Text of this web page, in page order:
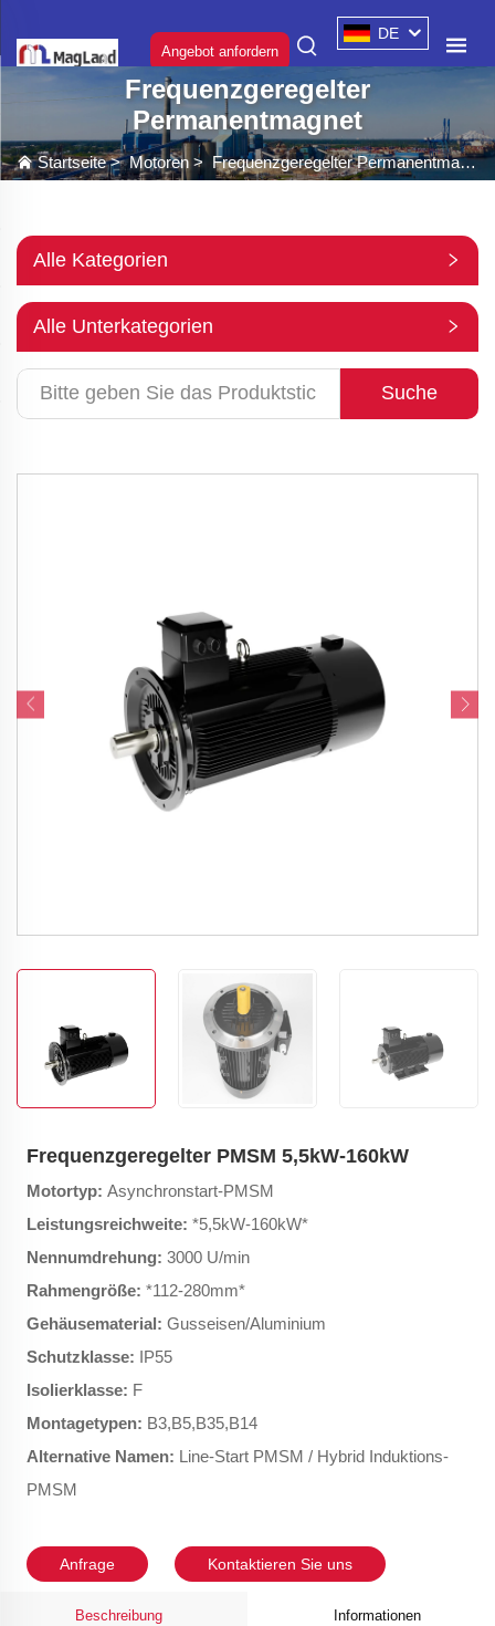
Angebot anfordern
DE
Frequenzgeregelter
Permanentmagnet
Startseite>Motoren > Frequenzgeregelter Permanentmagnet
Alle Kategorien
Alle Unterkategorien
Suche
Frequenzgeregelter PMSM 5,5kW-160kW
Motortyp: Asynchronstart-PMSM
Leistungsreichweite: *5,5kW-160kW*
Nennumdrehung: 3000 U/min
Rahmengröße: *112-280mm*
Gehäusematerial: Gusseisen/Aluminium
Schutzklasse: IP55
Isolierklasse: F
Montagetypen: B3,B5,B35,B14
Alternative Namen: Line-Start PMSM / Hybrid Induktions-
PMSM
Anfrage Kontaktieren Sie uns
Beschreibung Informationen